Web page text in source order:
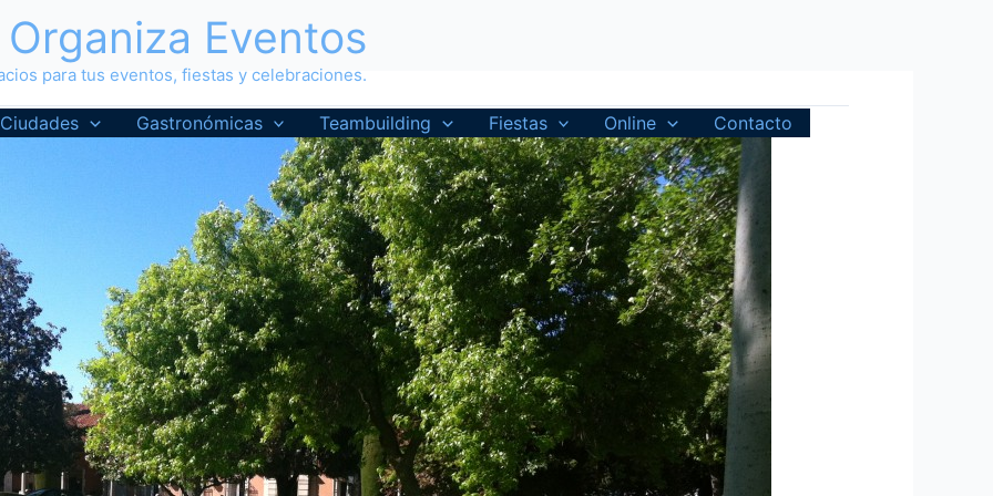
Organiza Eventos
para tus eventos, fiestas y celebraciones.
Ciudades Gastronómicas Teambuilding Fiestas Online Contacto